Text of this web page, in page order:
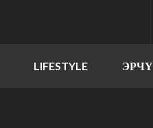
LIFESTYLE